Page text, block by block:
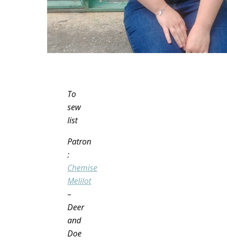
To
sew
list
Patron
:
Chemise
Melilot
–
Deer
and
Doe